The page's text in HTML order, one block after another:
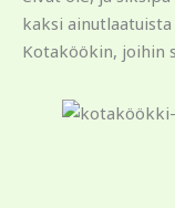
kaksi
Kotaköökin, joihin